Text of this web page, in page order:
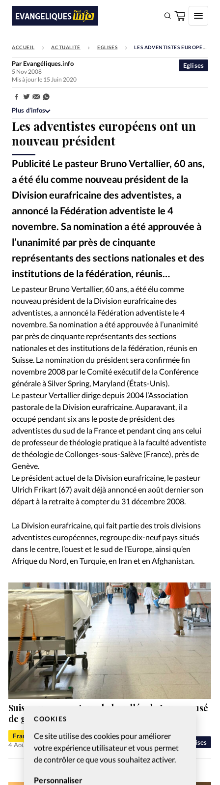
COOKIES
Ce site utilise des cookies pour améliorer
votre expérience utilisateur et vous permet
de contrôler ce que vous souhaitez activer.
Personnaliser
FAIRE UN DON
Faire un don
Société
Monde
Bible
Toute l'actualité
Se connecter
RUBRIQUES
Toute l'actualité Bible Culture
Economie
Eglises
Histoire Laicité
Liberté religieuse
Mission
Monde People Politique
Religions
Société
ACCUEIL ACTUALITÉ EGLISES LES ADVENTISTES EUROPÉENS ONT UN NOUVEAU PRÉSIDENT
Les adventistes européens ont un
nouveau président
Publicité Le pasteur Bruno Vertallier, 60 ans,
a été élu comme nouveau président de la
Division eurafricaine des adventistes, a
annoncé la Fédération adventiste le 4
novembre. Sa nomination a été approuvée à
l’unanimité par près de cinquante
représentants des sections nationales et des
institutions de la fédération, réunis…
Eglises
Par Evangéliques.info
5 Nov 2008
Mis à jour le 15 Juin 2020
Partager:
Plus d’infos
Le pasteur Bruno Vertallier, 60 ans, a été élu comme
nouveau président de la Division eurafricaine des
adventistes, a annoncé la Fédération adventiste le 4
novembre. Sa nomination a été approuvée à l’unanimité
par près de cinquante représentants des sections
nationales et des institutions de la fédération, réunis en
Suisse. La nomination du président sera confirmée fin
novembre 2008 par le Comité exécutif de la Conférence
générale à Silver Spring, Maryland (États-Unis).
Le pasteur Vertallier dirige depuis 2004 l’Association
pastorale de la Division eurafricaine. Auparavant, il a
occupé pendant six ans le poste de président des
adventistes du sud de la France et pendant cinq ans celui
de professeur de théologie pratique à la faculté adventiste
de théologie de Collonges-sous-Salève (France), près de
Genève.
Le président actuel de la Division eurafricaine, le pasteur
Ulrich Frikart (67) avait déjà annoncé en août dernier son
départ à la retraite à compter du 31 décembre 2008.
La Division eurafricaine, qui fait partie des trois divisions
adventistes européennes, regroupe dix-neuf pays situés
dans le centre, l’ouest et le sud de l’Europe, ainsi qu’en
Afrique du Nord, en Turquie, en Iran et en Afghanistan.
Eglises
Suisse: un ex-pasteur de la vallée de Joux accusé
de gestes déplacés
Francis-George Sarpédon
4 Août 2026